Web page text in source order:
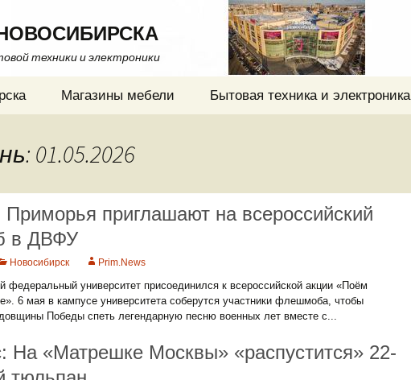
техники и электроники
Магазины мебели Бытовая техника и электроника
01.05.2026
Приморья приглашают на всероссийский
в ДВФУ
Новосибирск Prim.News
федеральный университет присоединился к всероссийской акции «Поём
6 мая в кампусе университета соберутся участники флешмоба, чтобы
Победы спеть легендарную песню военных лет вместе с...
На «Матрешке Москвы» «распустится» 22-